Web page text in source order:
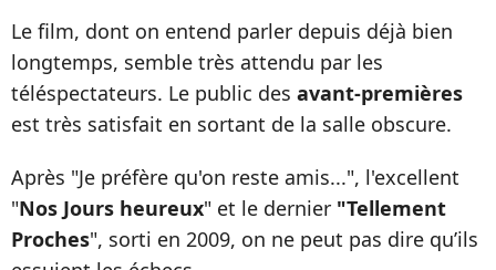
Le film, dont on entend parler depuis déjà bien
longtemps, semble très attendu par les
téléspectateurs. Le public des avant-premières
est très satisfait en sortant de la salle obscure.
Après "Je préfère qu'on reste amis...", l'excellent
"Nos Jours heureux" et le dernier "Tellement
Proches", sorti en 2009, on ne peut pas dire qu’ils